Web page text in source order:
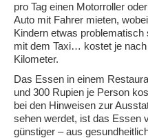
pro Tag einen Motorroller
Auto mit Fahrer mieten,
Kindern etwas
mit dem Taxi… kostet je
Kilometer.
Das Essen in einem
und 300 Rupien je Person
bei den Hinweisen zur
sehen werdet, ist das Essen
günstiger – aus